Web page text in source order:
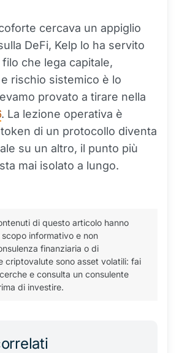
cercava un appiglio
DeFi, Kelp lo ha servito
che lega capitale,
rischio sistemico è lo
provato a tirare nella
. La lezione operativa è
di un protocollo diventa
su un altro, il punto più
mai isolato a lungo.
di questo articolo hanno
informativo e non
finanziaria o di
criptovalute sono asset volatili: fai
e consulta un consulente
di investire.